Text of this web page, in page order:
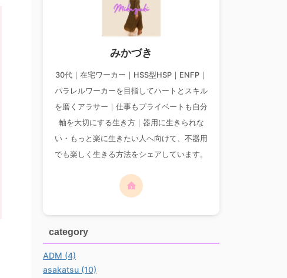
みかづき
30代｜在宅ワーカー｜HSS型HSP｜ENFP｜
パラレルワーカーを目指してハートとスキル
を磨くアラサー｜仕事もプライベートも自分
軸を大切にする生き方｜器用に生きられな
い・もっと楽に生きたい人へ向けて、不器用
でも楽しく生きる方法をシェアしています。
category
ADM (4)
asakatsu (10)